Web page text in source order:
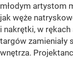
młodym artystom
jak węże
i nakrętki, w
targów zamieniały
wnętrza.